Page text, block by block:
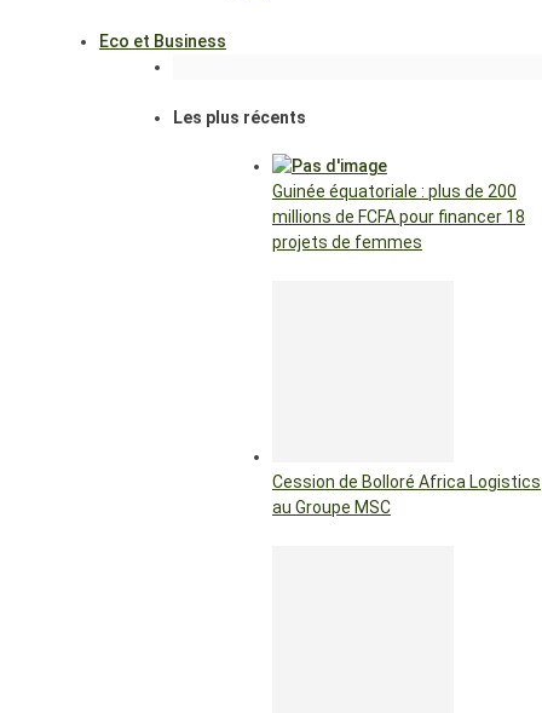
Eco et Business
Les plus récents
Guinée équatoriale : plus de 200
millions de FCFA pour financer 18
projets de femmes
Cession de Bolloré Africa Logistics
au Groupe MSC